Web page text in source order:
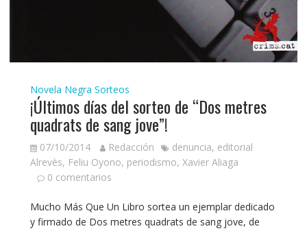
Novela Negra Sorteos
¡Últimos días del sorteo de “Dos metres
quadrats de sang jove”!
07/10/2014 Redacción denuncia, editorial
Alrevès, Feliu Oyono, periodismo, Xavier Aliaga
0 comentarios
Mucho Más Que Un Libro sortea un ejemplar dedicado
y firmado de Dos metres quadrats de sang jove, de